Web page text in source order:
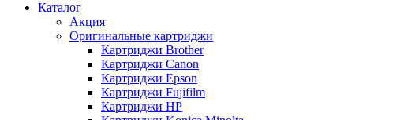
Каталог
Акция
Оригинальные картриджи
Картриджи Brother
Картриджи Canon
Картриджи Epson
Картриджи Fujifilm
Картриджи HP